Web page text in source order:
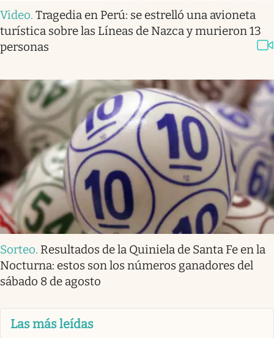
Video. Tragedia en Perú: se estrelló una avioneta
turística sobre las Líneas de Nazca y murieron 13
personas
Sorteo. Resultados de la Quiniela de Santa Fe en la
Nocturna: estos son los números ganadores del
sábado 8 de agosto
Las más leídas